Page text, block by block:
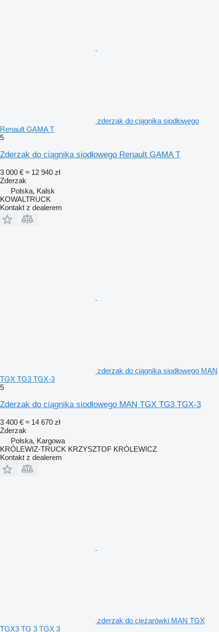
zderzak do ciągnika siodłowego
Renault GAMA T
5
Zderzak do ciągnika siodłowego Renault GAMA T
3 000 € ≈ 12 940 zł
Zderzak
Polska, Kalsk
KOWALTRUCK
Kontakt z dealerem
zderzak do ciągnika siodłowego MAN
TGX TG3 TGX-3
5
Zderzak do ciągnika siodłowego MAN TGX TG3 TGX-3
3 400 € ≈ 14 670 zł
Zderzak
Polska, Kargowa
KRÓLEWIZ-TRUCK KRZYSZTOF KRÓLEWICZ
Kontakt z dealerem
zderzak do ciężarówki MAN TGX
TGX3 TG 3 TGX 3